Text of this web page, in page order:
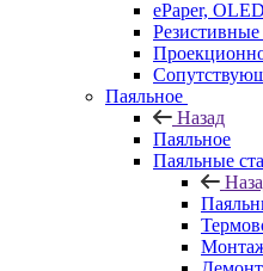
ePaper,
Паяльное
Назад
Паяльное
Паяльные